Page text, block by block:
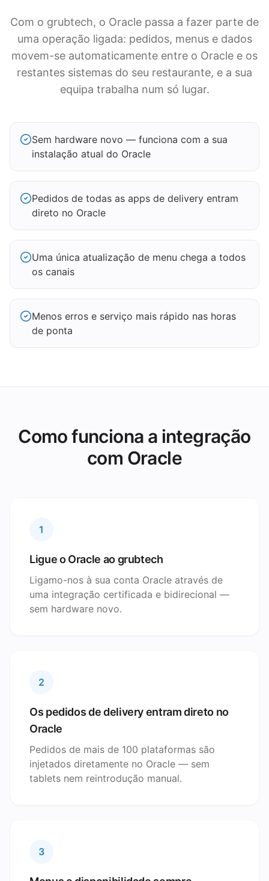
Com o grubtech, o Oracle passa a fazer parte de
uma operação ligada: pedidos, menus e dados
movem-se automaticamente entre o Oracle e os
restantes sistemas do seu restaurante, e a sua
equipa trabalha num só lugar.
Sem hardware novo — funciona com a sua
instalação atual do Oracle
Pedidos de todas as apps de delivery entram
direto no Oracle
Uma única atualização de menu chega a todos
os canais
Menos erros e serviço mais rápido nas horas
de ponta
Como funciona a integração
com Oracle
1
Ligue o Oracle ao grubtech
Ligamo-nos à sua conta Oracle através de
uma integração certificada e bidirecional —
sem hardware novo.
2
Os pedidos de delivery entram direto no
Oracle
Pedidos de mais de 100 plataformas são
injetados diretamente no Oracle — sem
tablets nem reintrodução manual.
3